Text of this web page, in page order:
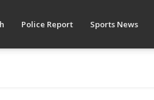
Police Report Sports News